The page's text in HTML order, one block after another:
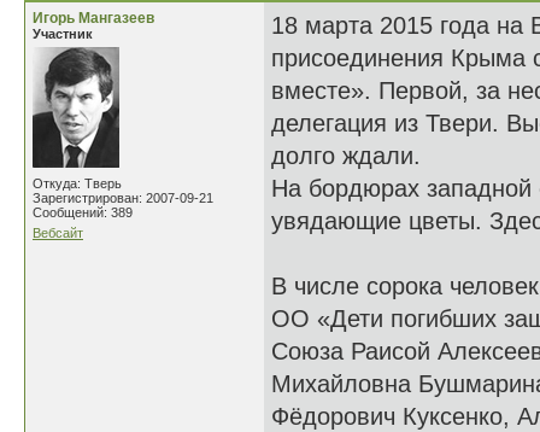
Игорь Мангазеев
Участник
Откуда: Тверь
Зарегистрирован: 2007-09-21
Сообщений: 389
Вебсайт
18 марта 2015 года на
присоединения Крыма
вместе». Первой, за
делегация из Твери.
долго ждали.
На бордюрах
увядающие цветы.
В числе сорока
ОО «Дети погибших
Союза Раисой
Михайловна
Фёдорович Куксенко,